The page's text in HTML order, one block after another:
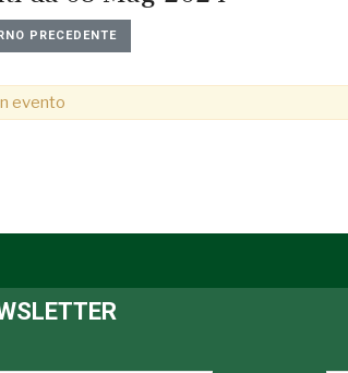
PRECEDENTE
evento